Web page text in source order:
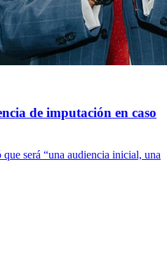
de imputación en caso
será “una audiencia inicial, una